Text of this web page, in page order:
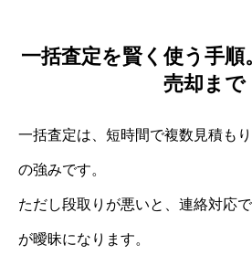
一括査定を賢く使う手順
売却まで
一括査定は、短時間で複数見積も
の強みです。
ただし段取りが悪いと、連絡対応
が曖昧になります。